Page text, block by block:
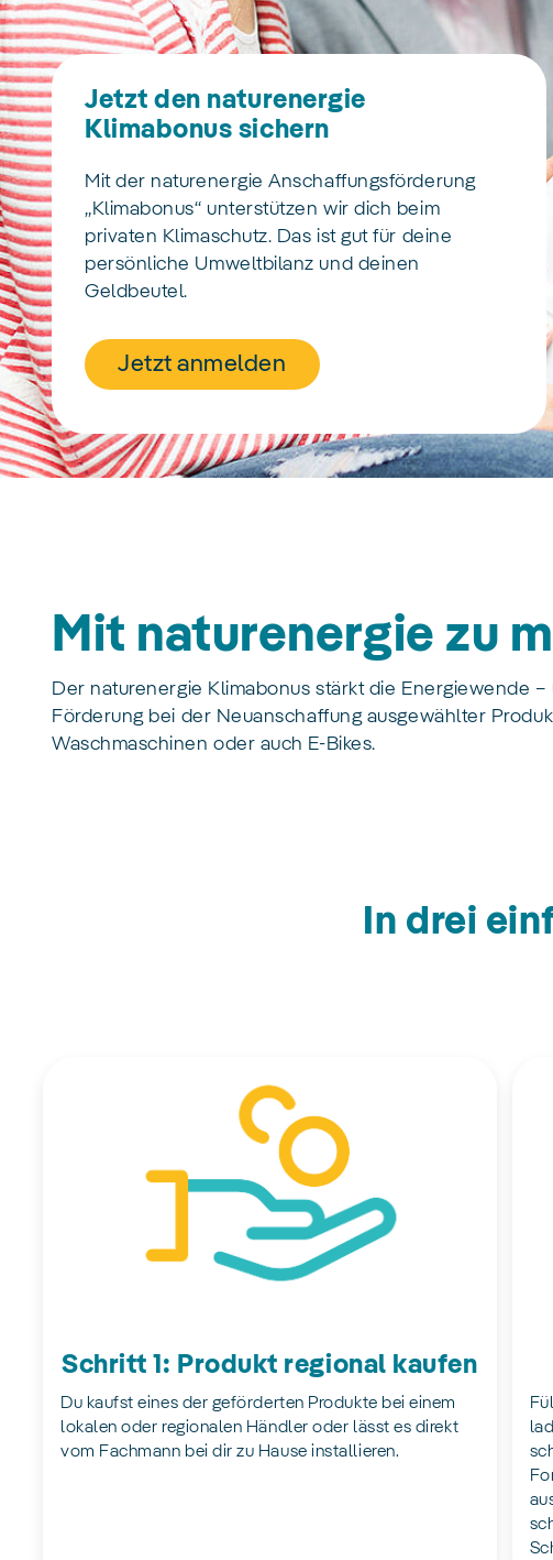
Jetzt den naturenergie
Klimabonus sichern
Mit der naturenergie Anschaffungsförderung
„Klimabonus“ unterstützen wir dich beim
privaten Klimaschutz. Das ist gut für deine
persönliche Umweltbilanz und deinen
Geldbeutel.
Jetzt anmelden
Mit naturenergie zu
Der naturenergie Klimabonus stärkt die Energiewende
Förderung bei der Neuanschaffung ausgewählter
Waschmaschinen oder auch E-Bikes.
In drei
Schritt 1: Produkt regional kaufen
Du kaufst eines der geförderten Produkte bei einem
lokalen oder regionalen Händler oder lässt es direkt
vom Fachmann bei dir zu Hause installieren.